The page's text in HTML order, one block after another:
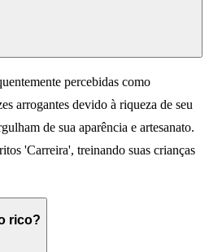
percebidas como
arrogantes devido à riqueza de seu
de sua aparência e artesanato.
'Carreira', treinando suas crianças
rico?